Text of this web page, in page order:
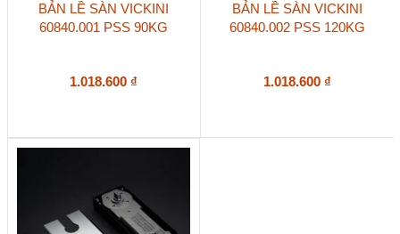
BẢN LỀ SÀN VICKINI
60840.001 PSS 90KG
1.018.600 ₫
BẢN LỀ SÀN VICKINI
60840.002 PSS 120KG
1.018.600 ₫